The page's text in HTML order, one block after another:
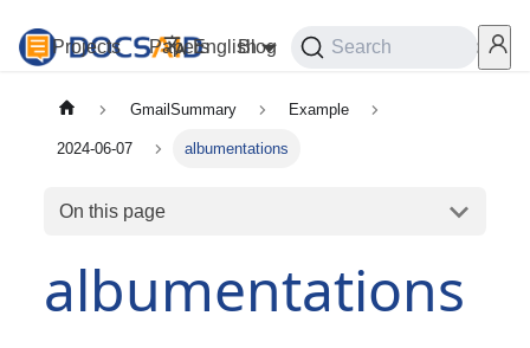
Projects Papers Blog Playground Services
English Search
GmailSummary Example
2024-06-07 albumentations
On this page
albumentations